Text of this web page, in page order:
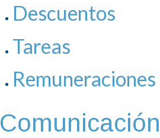
Descuentos
Tareas
Remuneraciones
Comunicación